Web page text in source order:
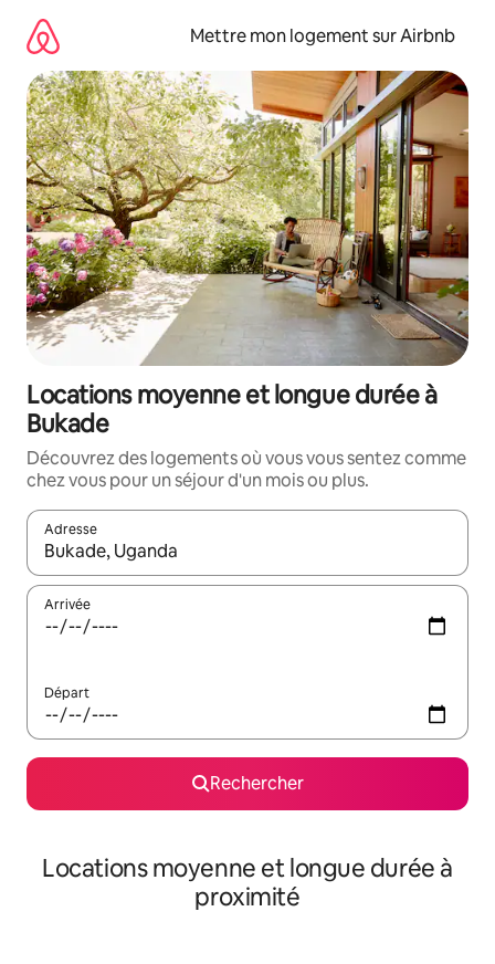
directement
contenu
Mettre mon logement sur Airbnb
Locations moyenne et longue durée à
Bukade
Découvrez des logements où vous vous sentez comme
chez vous pour un séjour d'un mois ou plus.
Adresse
Lorsque les résultats s'affichent, utilisez les flèches vers le
Arrivée
Départ
Rechercher
Locations moyenne et longue durée à
proximité